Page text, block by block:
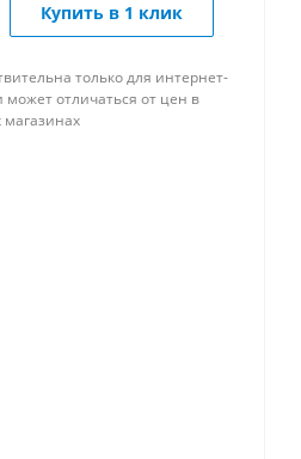
Купить в 1 клик
только для интернет-
может отличаться от цен в